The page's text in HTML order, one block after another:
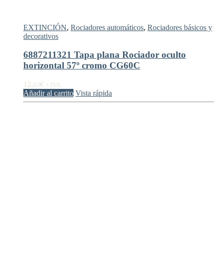
EXTINCIÓN, Rociadores automáticos, Rociadores básicos y
decorativos
6887211321 Tapa plana Rociador oculto
horizontal 57º cromo CG60C
12,03€ + IVA
Añadir al carrito Vista rápida